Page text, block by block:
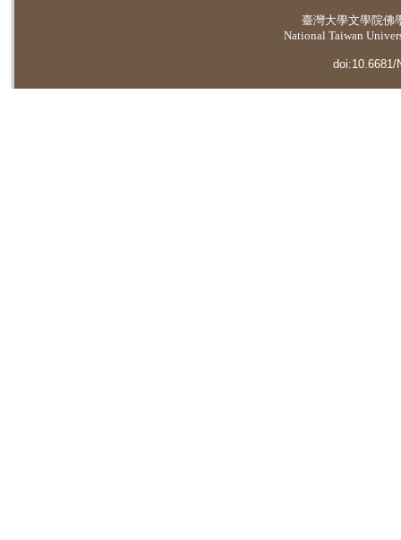
臺灣大學文學院佛
National Taiwan
doi:10.6681/